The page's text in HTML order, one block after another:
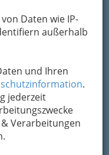
Daten wie IP-
außerhalb
und Ihren
.
jederzeit
Verarbeitungen
geht ab im Dom